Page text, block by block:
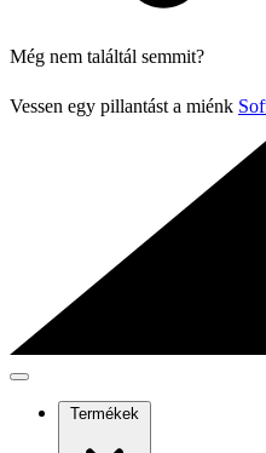
Még nem találtál semmit?
Vessen egy pillantást a miénk
Termékek